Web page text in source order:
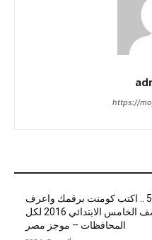
https://
نتيجة خامسة 5 .. اكتب كومنت برقمك واعرف
نتيجة الصف الخامس الابتدائي 2016 لكل
المحافظات – موجز مصر